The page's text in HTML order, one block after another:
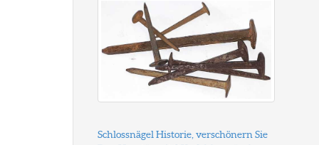
Schlossnägel Historie, verschönern Sie